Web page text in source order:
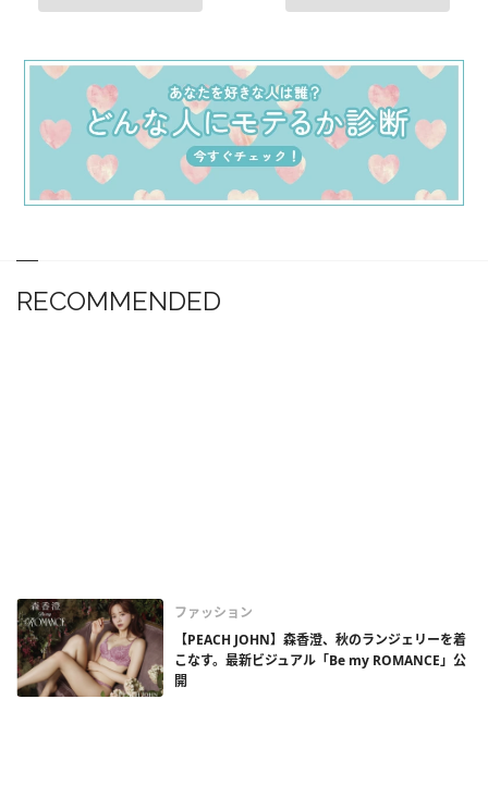
RECOMMENDED
ファッション
【PEACH JOHN】森香澄、秋のランジェリーを着
こなす。最新ビジュアル「Be my ROMANCE」公
開